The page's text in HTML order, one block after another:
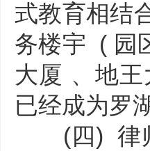
式教育相结
务楼宇 ( 园
大厦 、地
已经成为罗
(四) 律师